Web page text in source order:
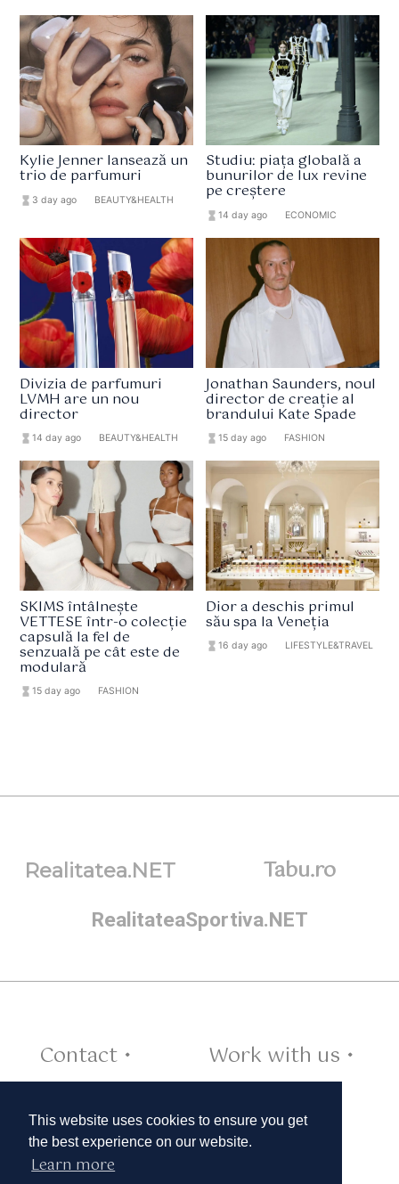
This website uses cookies to ensure you get
the best experience on our website.
Learn more
Kylie Jenner lansează un
trio de parfumuri
hourglass_full 3 day ago BEAUTY&HEALTH
Studiu: piața globală a
bunurilor de lux revine
pe creștere
hourglass_full 14 day ago ECONOMIC
Divizia de parfumuri
LVMH are un nou
director
hourglass_full14 day ago BEAUTY&HEALTH
Jonathan Saunders, noul
director de creație al
brandului Kate Spade
hourglass_full 15 day ago FASHION
SKIMS întâlnește
VETTESE într-o colecție
capsulă la fel de
senzuală pe cât este de
modulară
hourglass_full15 day ago FASHION
Dior a deschis primul
său spa la Veneția
hourglass_full 16 day ago LIFESTYLE&TRAVEL
Realitatea.NET Tabu.ro
RealitateaSportiva.NET
Contact •
Work with us •
Cookies •